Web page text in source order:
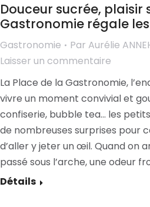
Douceur sucrée, plaisir
Gastronomie régale
Gastronomie Par Aurélie
Laisser un commentaire
La Place de la Gastronomie,
vivre un moment convivial et
confiserie, bubble tea… les
de nombreuses surprises pour
d’aller y jeter un œil. Quand on
passé sous l’arche, une odeur
Détails